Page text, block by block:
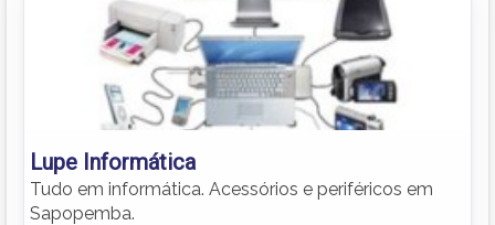
Lupe Informática
Tudo em informática. Acessórios e periféricos em
Sapopemba.